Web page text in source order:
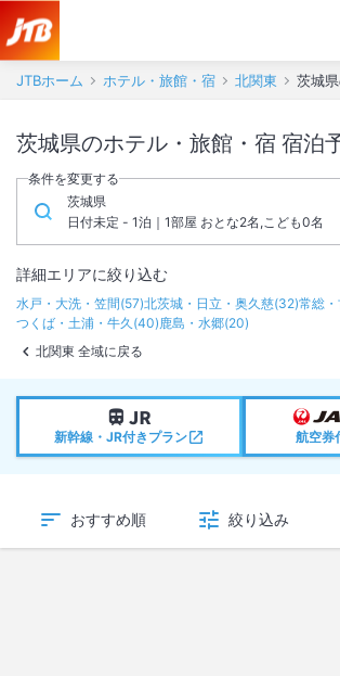
JTBホーム ホテル・旅館・宿 北関東 茨城
茨城県のホテル・旅館
条件を変更する
茨城県
日付未定 - 1泊｜1部屋 おとな2名,こども0名
詳細エリアに絞り込む
水戸・大洗・笠間(57)北茨城・日立・奥久慈(32)常総
つくば・土浦・牛久 (40)鹿島・水郷(20)
北関東 全域に戻る
新幹線・JR付きプラン 航空券
おすすめ順 絞り込み